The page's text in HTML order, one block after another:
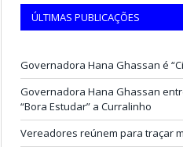
ÚLTIMAS PUBLICAÇÕES
Governadora Hana Ghassan é
Governadora Hana Ghassan
“Bora Estudar” a Curralinho
Vereadores reúnem para traçar